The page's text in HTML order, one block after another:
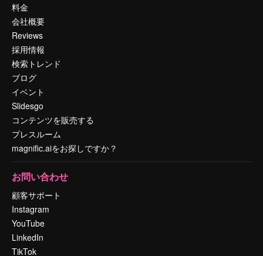
料金
会社概要
Reviews
採用情報
検索トレンド
ブログ
イベント
Slidesgo
コンテンツを販売する
プレスルーム
magnific.aiをお探しですか？
お問い合わせ
顧客サポート
Instagram
YouTube
LinkedIn
TikTok